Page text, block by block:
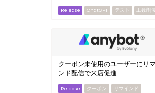
ChatGPT テスト 工数削
クーポン未使用のユーザーにリ
ンド配信で来店促進
クーポン
リマインド